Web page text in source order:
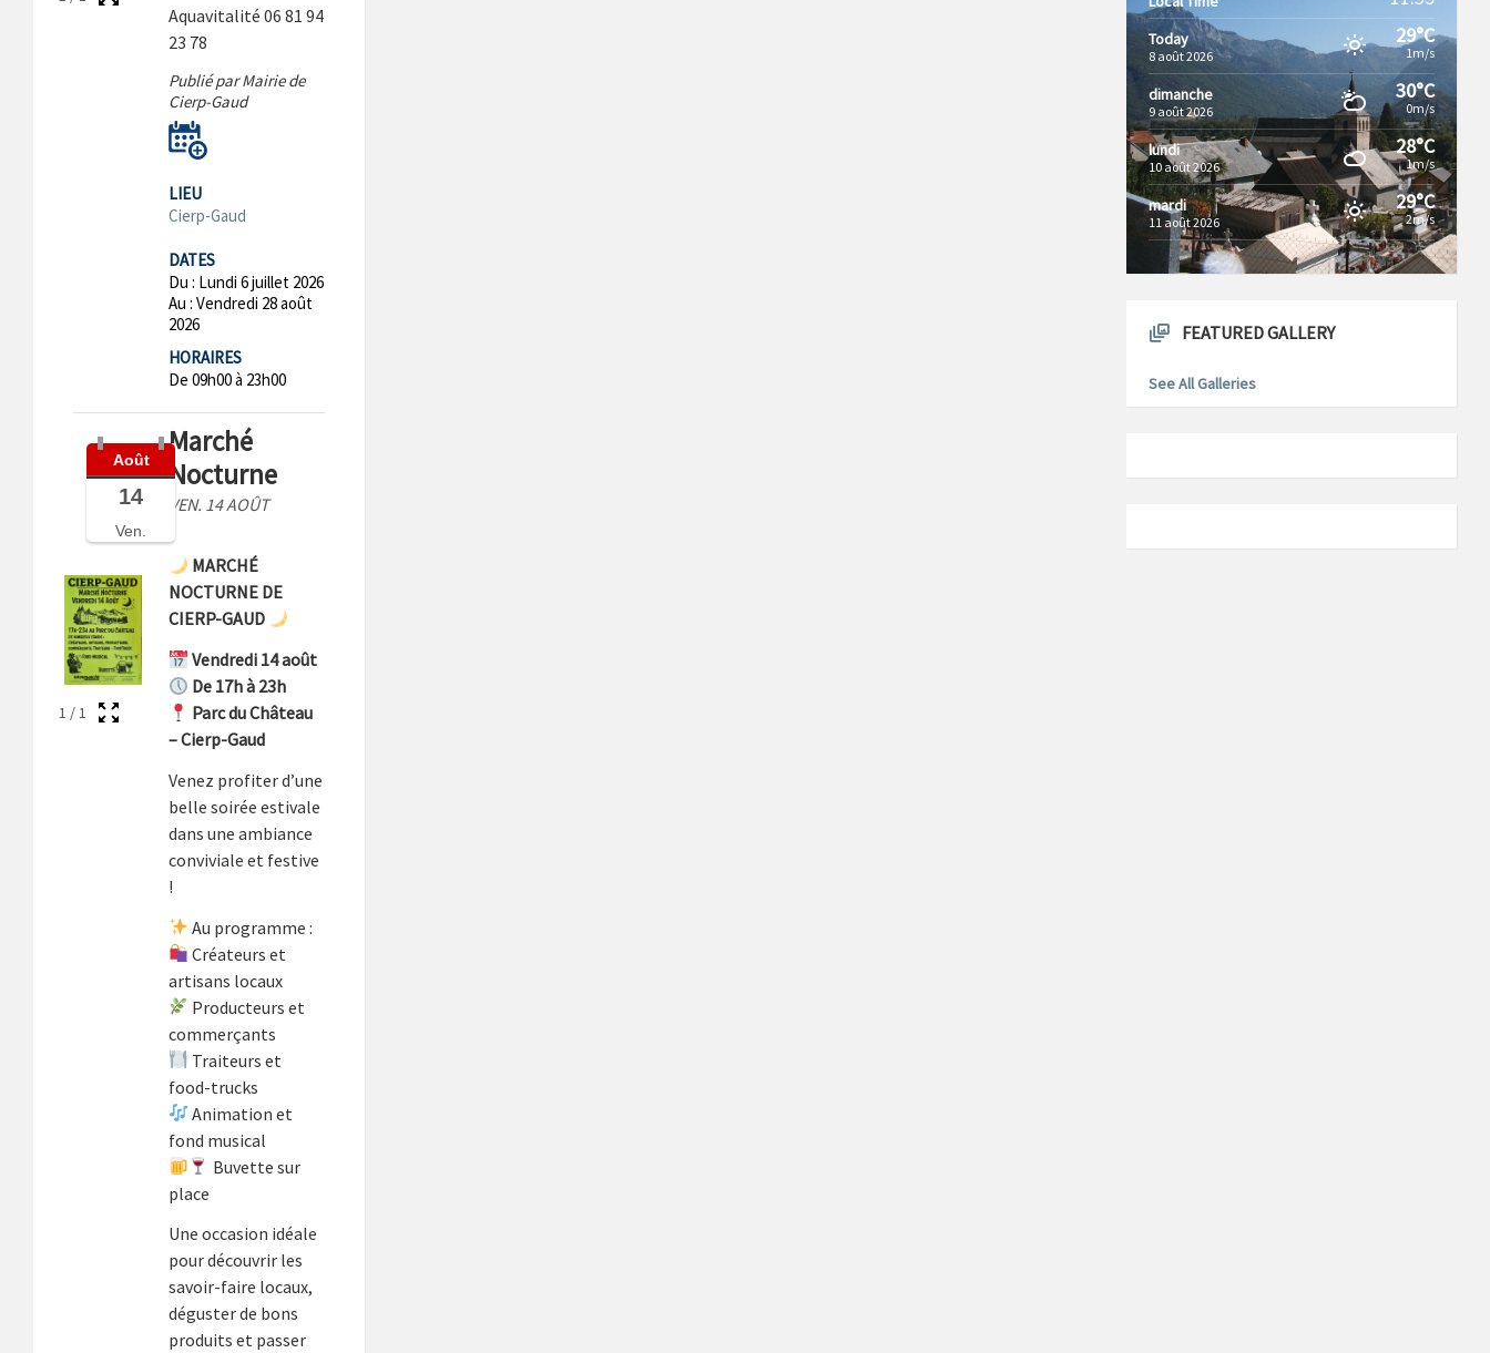
Aquavitalité 06 81 94
23 78
Publié par Mairie de
Cierp-Gaud
LIEU
Cierp-Gaud
DATES
Du : Lundi 6 juillet 2026
Au :Vendredi 28 août
2026
HORAIRES
De 09h00 à 23h00
Août
14
Ven.
1 /1
Marché
Nocturne
VEN. 14 AOÛT
MARCHÉ
NOCTURNE DE
CIERP-GAUD
Vendredi 14 août
De 17h à 23h
Parc du Château
– Cierp-Gaud
Venez profiter d’une
belle soirée estivale
dans une ambiance
conviviale et festive
!
Au programme :
Créateurs et
artisans locaux
Producteurs et
commerçants
Traiteurs et
food-trucks
Animation et
fond musical
Buvette sur
place
Une occasion idéale
pour découvrir les
savoir-faire locaux,
déguster de bons
produits et passer
Today
8 août 2026
29°C
1m/s
dimanche
9 août 2026
30°C
0m/s
lundi
10 août 2026
28°C
1m/s
mardi
11 août 2026
29°C
2m/s
FEATURED GALLERY
See All Galleries